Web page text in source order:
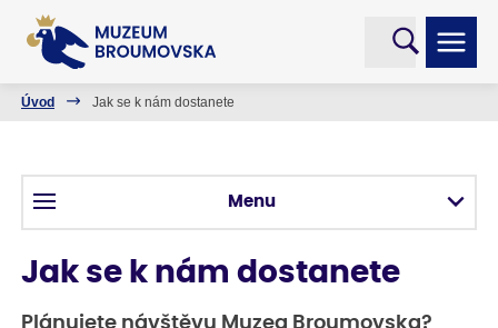
Úvod Jak se k nám dostanete
Menu
Jak se k nám dostanete
Plánujete návštěvu Muzea Broumovska?